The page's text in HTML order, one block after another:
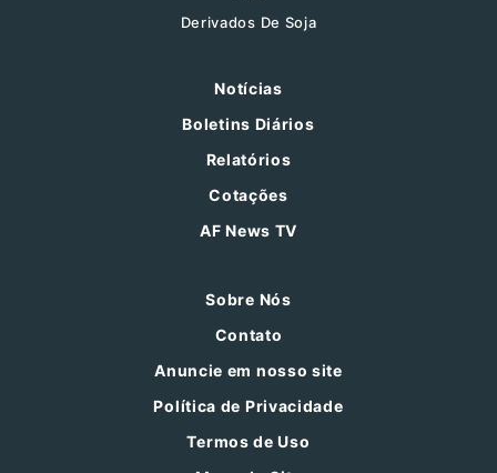
Derivados De Soja
Notícias
Boletins Diários
Relatórios
Cotações
AF News TV
Sobre Nós
Contato
Anuncie em nosso site
Política de Privacidade
Termos de Uso